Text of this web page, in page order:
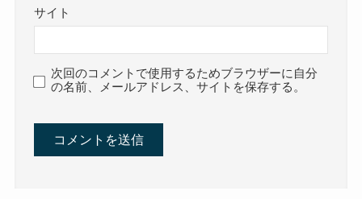
サイト
次回のコメントで使用するためブラウザーに自分
の名前、メールアドレス、サイトを保存する。